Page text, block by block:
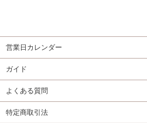
営業日カレンダー
ガイド
よくある質問
特定商取引法